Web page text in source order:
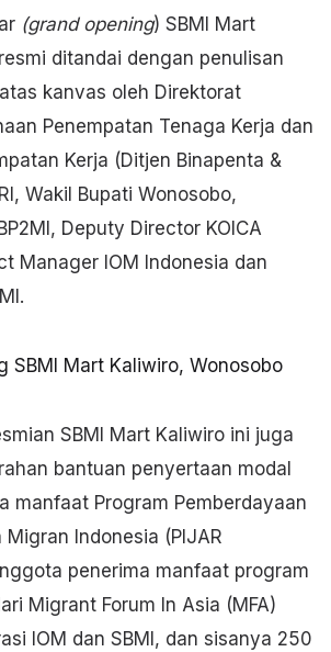
(grand opening) SBMI Mart
ditandai dengan penulisan
kanvas oleh Direktorat
Penempatan Tenaga Kerja dan
Kerja (Ditjen Binapenta &
Wakil Bupati Wonosobo,
Deputy Director KOICA
Manager IOM Indonesia dan
SBMI Mart Kaliwiro ini juga
bantuan penyertaan modal
manfaat Program Pemberdayaan
Migran Indonesia (PIJAR
penerima manfaat program
Migrant Forum In Asia (MFA)
IOM dan SBMI, dan sisanya 250